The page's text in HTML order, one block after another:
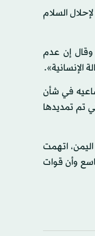
السلام
وقال إن عدم
الإنسانية».
في شأن
تم تمديدها
اتهمت
وأن قوات